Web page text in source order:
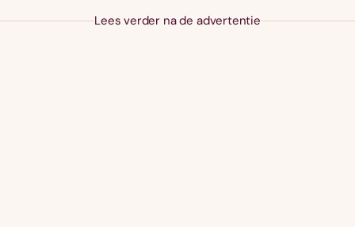
Lees verder na de advertentie